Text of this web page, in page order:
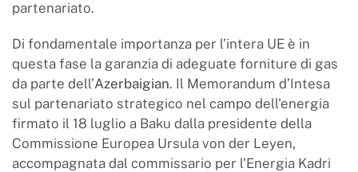
partenariato.
Di fondamentale importanza per l’intera UE è in
questa fase la garanzia di adeguate forniture di gas
da parte dell’Azerbaigian. Il Memorandum d’Intesa
sul partenariato strategico nel campo dell'energia
firmato il 18 luglio a Baku dalla presidente della
Commissione Europea Ursula von der Leyen,
accompagnata dal commissario per l'Energia Kadri